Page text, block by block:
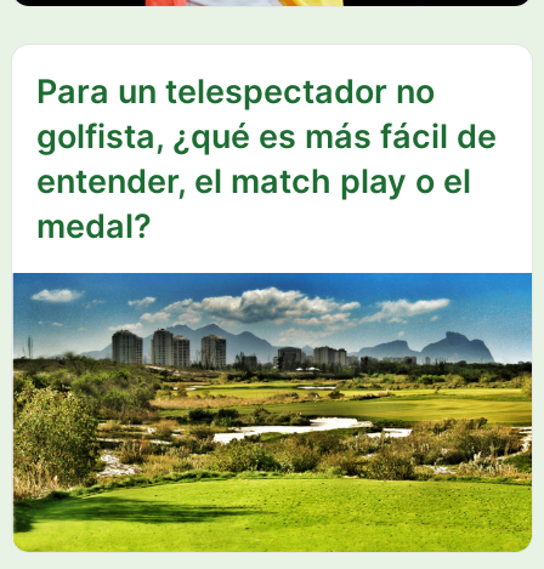
Para un telespectador no
golfista, ¿qué es más fácil de
entender, el match play o el
medal?